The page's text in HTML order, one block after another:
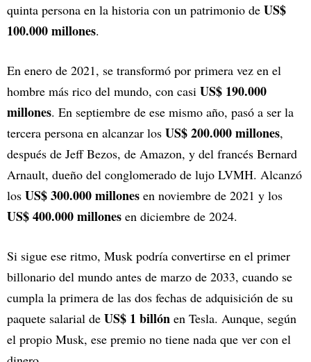
quinta persona en la historia con un patrimonio de US$
100.000 millones.
En enero de 2021, se transformó por primera vez en el
hombre más rico del mundo, con casi US$ 190.000
millones. En septiembre de ese mismo año, pasó a ser la
tercera persona en alcanzar los US$ 200.000 millones,
después de Jeff Bezos, de Amazon, y del francés Bernard
Arnault, dueño del conglomerado de lujo LVMH. Alcanzó
los US$ 300.000 millones en noviembre de 2021 y los
US$ 400.000 millones en diciembre de 2024.
Si sigue ese ritmo, Musk podría convertirse en el primer
billonario del mundo antes de marzo de 2033, cuando se
cumpla la primera de las dos fechas de adquisición de su
paquete salarial de US$ 1 billón en Tesla. Aunque, según
el propio Musk, ese premio no tiene nada que ver con el